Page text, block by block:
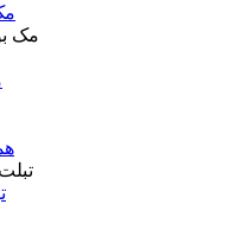
مک